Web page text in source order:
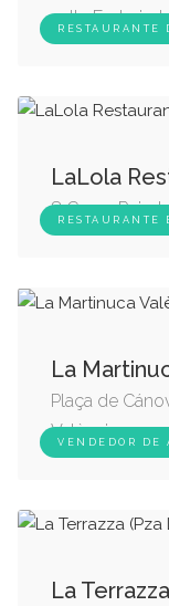
RESTAURANTE
calle
RESTAURANTE
LaLola
8 Carrer
VENDEDOR DE
La
Plaça de
València
La